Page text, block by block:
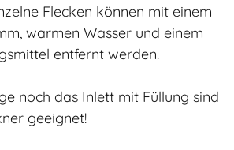
Flecken können mit einem
warmen Wasser und einem
entfernt werden.
noch das Inlett mit Füllung sind
geeignet!